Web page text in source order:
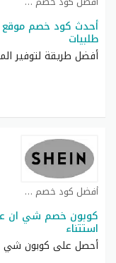
طلبيات
أفضل طريقة لتوفير
أفضل كود خصم شي ان كوبون
استتناء
أحصل على كوبون شي